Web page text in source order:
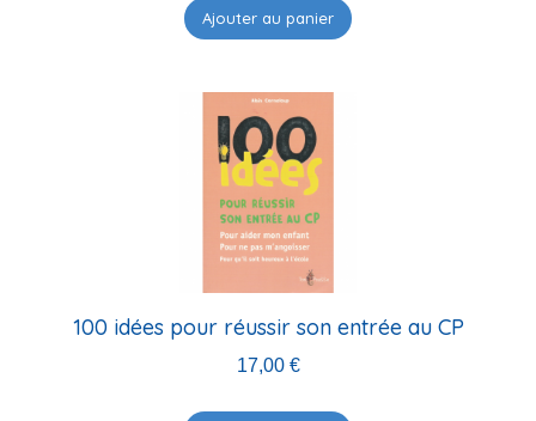
Ajouter au panier
100 idées pour réussir son entrée au CP
17,00 €